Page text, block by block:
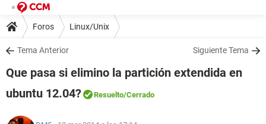
Foros Linux/Unix
Tema Anterior Siguiente Tema
Que pasa si elimino la partición extendida en
ubuntu 12.04?
Resuelto/Cerrado